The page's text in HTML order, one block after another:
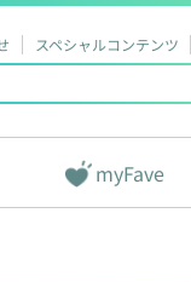
スペシャルコンテンツ
myFave